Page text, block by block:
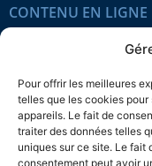
Pour offrir les meilleures
telles que les cookies
appareils. Le fait de
traiter des données telles
uniques sur ce site. Le fait
consentement peut avoir
CONTENU EN LIGNE
Tous les articles
Œuvres du mois
En vidéo
SUIVEZ-NOUS